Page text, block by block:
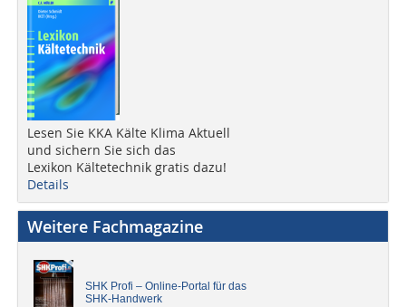
Lesen Sie KKA Kälte Klima Aktuell
und sichern Sie sich das
Lexikon Kältetechnik gratis dazu!
Details
Weitere Fachmagazine
SHK Profi – Online-Portal für das
SHK-Handwerk